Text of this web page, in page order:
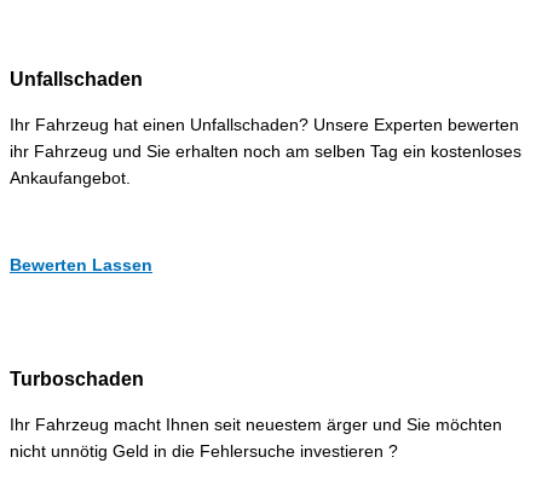
Unfallschaden
Ihr Fahrzeug hat einen Unfallschaden? Unsere Experten bewerten
ihr Fahrzeug und Sie erhalten noch am selben Tag ein kostenloses
Ankaufangebot.
Bewerten Lassen
Turboschaden
Ihr Fahrzeug macht Ihnen seit neuestem ärger und Sie möchten
nicht unnötig Geld in die Fehlersuche investieren ?